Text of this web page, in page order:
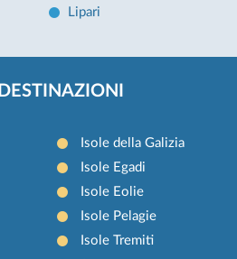
Lipari
DESTINAZIONI
Isole della Galizia
Isole Egadi
Isole Eolie
Isole Pelagie
Isole Tremiti